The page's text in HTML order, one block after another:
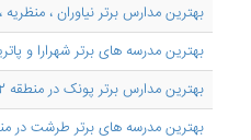
بهترین مدارس برتر نیاوران ، منظریه
بهترین مدرسه های برتر شهرارا و
بهترین مدارس برتر پونک در منطقه 2
بهترین مدرسه های برتر طرشت در